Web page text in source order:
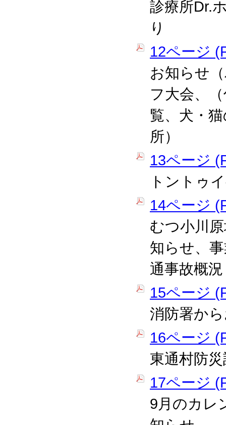
診療所Dr.
り
12ページ
お知らせ
フ大会、
覧、犬・
所）
13ページ
トントゥ
14ページ
むつ小川
知らせ、
通事故概況
15ページ
消防署か
16ページ
東通村防
17ページ
9月のカレ